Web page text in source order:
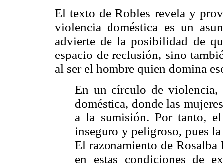
El texto de Robles revela y
violencia doméstica es un
advierte de la posibilidad de
espacio de reclusión, sino
al ser el hombre quien domina
En un círculo de violencia,
doméstica, donde las
a la sumisión. Por tanto,
inseguro y peligroso, pues
El razonamiento de
en estas condiciones de